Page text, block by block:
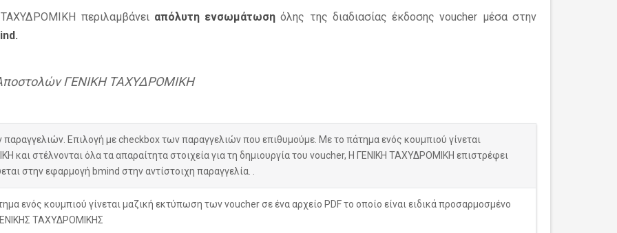
περιλαμβάνει απόλυτη ενσωμάτωση όλης της διαδιασίας έκδοσης voucher μέσα στην
Αποστολών ΓΕΝΙΚΗ ΤΑΧΥΔΡΟΜΙΚΗ
Επιλογή με checkbox των παραγγελιών που επιθυμούμε. Με το πάτημα ενός κουμπιού γίνεται
και στέλνονται όλα τα απαραίτητα στοιχεία για τη δημιουργία του voucher, Η ΓΕΝΙΚΗ ΤΑΧΥΔΡΟΜΙΚΗ επιστρέφει
στην εφαρμογή bmind στην αντίστοιχη παραγγελία. .
ενός κουμπιού γίνεται μαζική εκτύπωση των voucher σε ένα αρχείο PDF το οποίο είναι ειδικά προσαρμοσμένο
ΤΑΧΥΔΡΟΜΙΚΗΣ